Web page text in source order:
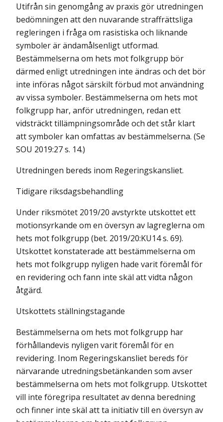
Utifrån sin genomgång av praxis gör utredningen
bedömningen att den nuvarande straffrättsliga
regleringen i fråga om rasistiska och liknande
symboler är ändamålsenligt utformad.
Bestämmelserna om hets mot folkgrupp bör
därmed enligt utredningen inte ändras och det bör
inte införas något särskilt förbud mot användning
av vissa symboler. Bestämmelserna om hets mot
folkgrupp har, anför utredningen, redan ett
vidsträckt tillämpningsområde och det står klart
att symboler kan omfattas av bestämmelserna. (Se
SOU 2019:27 s. 14.)
Utredningen bereds inom Regeringskansliet.
Tidigare riksdagsbehandling
Under riksmötet 2019/20 avstyrkte utskottet ett
motionsyrkande om en översyn av lagreglerna om
hets mot folkgrupp (bet. 2019/20:KU14 s. 69).
Utskottet konstaterade att bestämmelserna om
hets mot folkgrupp nyligen hade varit föremål för
en revidering och fann inte skäl att vidta någon
åtgärd.
Utskottets ställningstagande
Bestämmelserna om hets mot folkgrupp har
förhållandevis nyligen varit föremål för en
revidering. Inom Regeringskansliet bereds för
närvarande utredningsbetänkanden som avser
bestämmelserna om hets mot folkgrupp. Utskottet
vill inte föregripa resultatet av denna beredning
och finner inte skäl att ta initiativ till en översyn av